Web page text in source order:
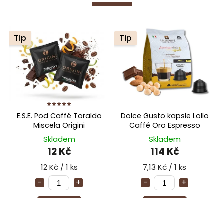
Tip
E.S.E. Pod Caffé Toraldo
Miscela Origini
Skladem
12 Kč
12 Kč / 1 ks
Tip
Dolce Gusto kapsle Lollo
Caffé Oro Espresso
Skladem
114 Kč
7,13 Kč / 1 ks